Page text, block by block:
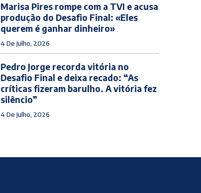
Marisa Pires rompe com a TVI e acusa
produção do Desafio Final: «Eles
querem é ganhar dinheiro»
4 De Julho, 2026
Pedro Jorge recorda vitória no
Desafio Final e deixa recado: “As
críticas fizeram barulho. A vitória fez
silêncio”
4 De Julho, 2026